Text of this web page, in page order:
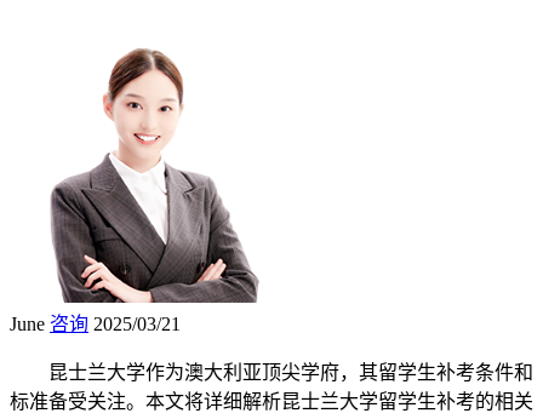
June 咨询 2025/03/21
昆士兰大学作为澳大利亚顶尖学府，其留学生补考条件和
标准备受关注。本文将详细解析昆士兰大学留学生补考的相关